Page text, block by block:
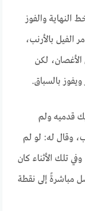
النهاية والفوز
الفيل بالأرنب،
لكن
بالسباق.
قدميه ولم
وقال له: لو لم
تلك الأثناء كان
مباشرةً إلى نقطة